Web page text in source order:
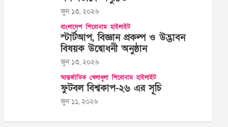
জুন ১৩, ২০২৬
বাংলাদেশ শিরোনাম হাইলাইট
স্টার্টআপ, বিজ্ঞান প্রকল্প ও উদ্ভাবন
বিষয়ক উদ্বোধনী অনুষ্ঠান
জুন ১৩, ২০২৬
আন্তর্জাতিক খেলাধুলা শিরোনাম হাইলাইট
ফুটবল বিশ্বকাপ-২৬ এর সূচি
জুন ১১, ২০২৬